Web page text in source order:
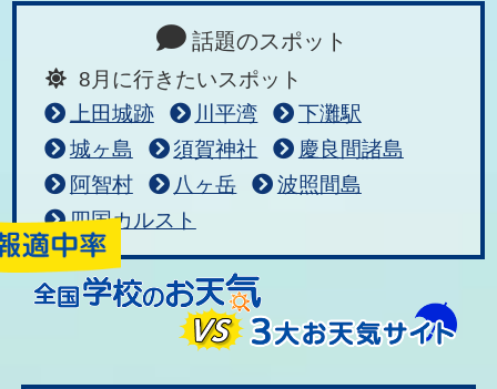
話題のスポット
8月に行きたいスポット
上田城跡
川平湾
下灘駅
城ヶ島
須賀神社
慶良間諸島
阿智村
八ヶ岳
波照間島
四国カルスト